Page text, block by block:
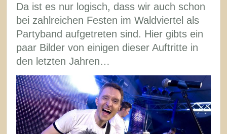
Da ist es nur logisch, dass wir auch schon
bei zahlreichen Festen im Waldviertel als
Partyband aufgetreten sind. Hier gibts ein
paar Bilder von einigen dieser Auftritte in
den letzten Jahren…